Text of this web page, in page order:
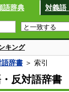
語辞典 対義語
キング
辞書 ＞ 索引
反対語辞書